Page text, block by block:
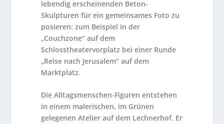
lebendig erscheinenden Beton-
Skulpturen für ein gemeinsames Foto zu
posieren: zum Beispiel in der
„Couchzone“ auf dem
Schlosstheatervorplatz bei einer Runde
„Reise nach Jerusalem“ auf dem
Marktplatz.
Die Alltagsmenschen-Figuren entstehen
in einem malerischen, im Grünen
gelegenen Atelier auf dem Lechnerhof. Er